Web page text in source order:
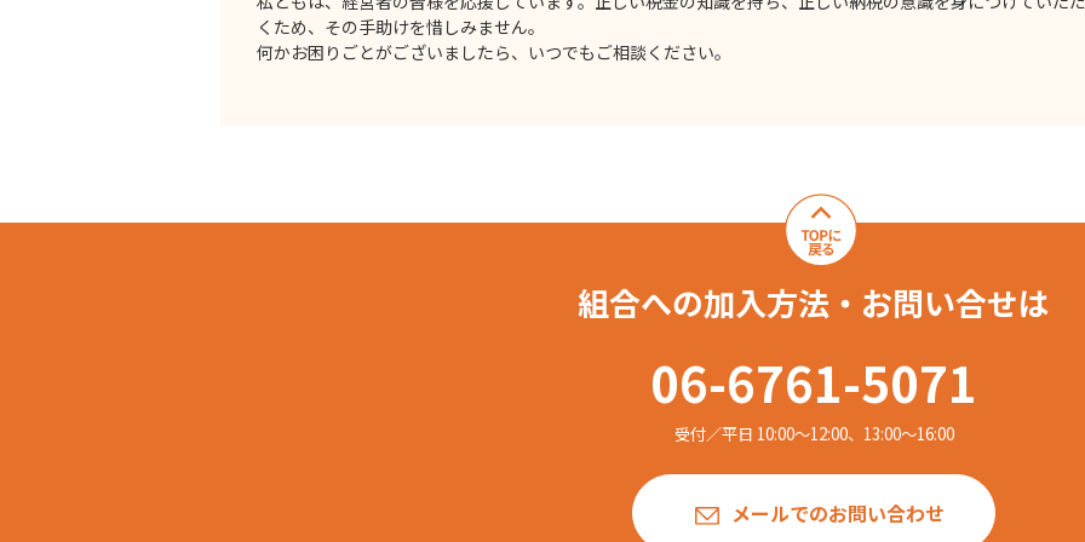
くため、その手助けを惜しみません。
何かお困りごとがございましたら、いつでもご相談ください。
組合への加入方法・お問い合せは
06-6761-5071
受付／平日 10:00〜12:00、13:00〜16:00
メールでのお問い合わせ